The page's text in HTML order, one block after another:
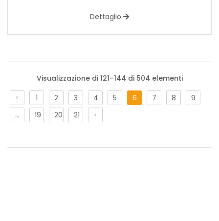
Dettaglio
Raso Caribe
Visualizzazione di 121–144 di 504 elementi
1
2 3 4 5 6 7 8
9
…
19 20 21